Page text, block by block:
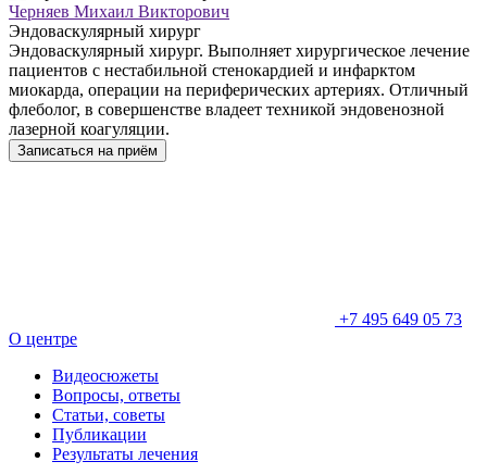
Черняев Михаил Викторович
Эндоваскулярный хирург
Эндоваскулярный хирург. Выполняет хирургическое лечение
пациентов с нестабильной стенокардией и инфарктом
миокарда, операции на периферических артериях. Отличный
флеболог, в совершенстве владеет техникой эндовенозной
лазерной коагуляции.
Записаться на приём
+7 495 649 05 73
О центре
Видеосюжеты
Вопросы, ответы
Статьи, советы
Публикации
Результаты лечения